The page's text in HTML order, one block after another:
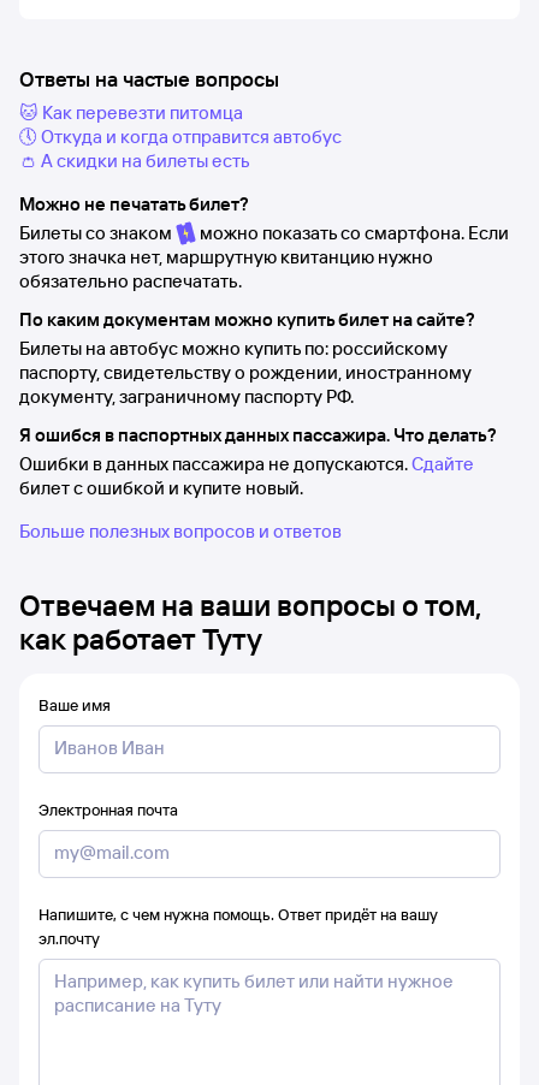
Ответы на частые вопросы
🐱 Как перевезти питомца
🕔 Откуда и когда отправится автобус
👛 А скидки на билеты есть
Можно не печатать билет?
Билеты со знаком
можно показать со смартфона. Если
этого значка нет, маршрутную квитанцию нужно
обязательно распечатать.
По каким документам можно купить билет на сайте?
Билеты на автобус можно купить по: российскому
паспорту, свидетельству о рождении, иностранному
документу, заграничному паспорту РФ.
Я ошибся в паспортных данных пассажира. Что делать?
Ошибки в данных пассажира не допускаются.Сдайте
билет с ошибкой и купите новый.
Больше полезных вопросов и ответов
Отвечаем на ваши вопросы о том,
как работает Туту
Ваше имя
Электронная почта
Напишите, с чем нужна помощь. Ответ придёт на вашу
эл.почту